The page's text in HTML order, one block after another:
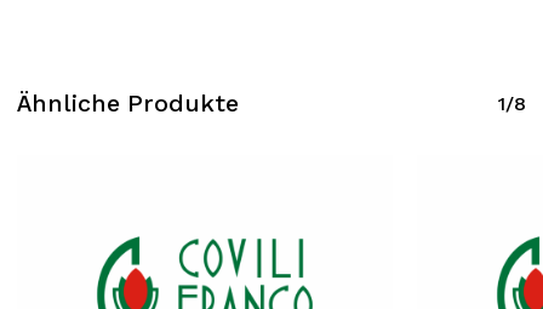
Ähnliche Produkte 1/8